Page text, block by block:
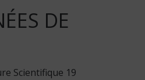
DE
Scientifique 19